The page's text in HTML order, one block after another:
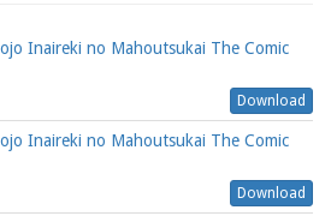
Inaireki no Mahoutsukai The Comic
Download
Inaireki no Mahoutsukai The Comic
Download